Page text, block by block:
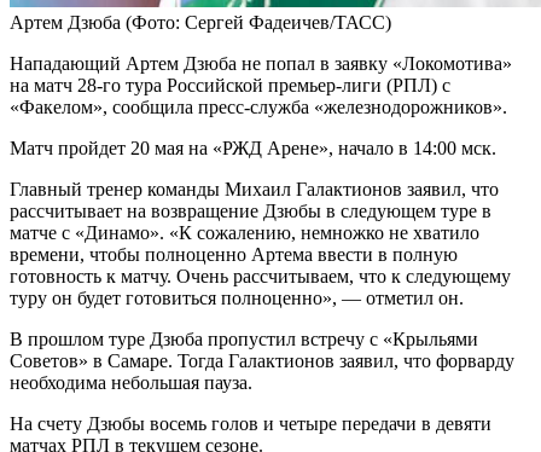
Артем Дзюба (Фото: Сергей Фадеичев/ТАСС)
Нападающий Артем Дзюба не попал в заявку «Локомотива»
на матч 28-го тура Российской премьер-лиги (РПЛ) с
«Факелом», сообщила пресс-служба «железнодорожников».
Матч пройдет 20 мая на «РЖД Арене», начало в 14:00 мск.
Главный тренер команды Михаил Галактионов заявил, что
рассчитывает на возвращение Дзюбы в следующем туре в
матче с «Динамо». «К сожалению, немножко не хватило
времени, чтобы полноценно Артема ввести в полную
готовность к матчу. Очень рассчитываем, что к следующему
туру он будет готовиться полноценно», — отметил он.
В прошлом туре Дзюба пропустил встречу с «Крыльями
Советов» в Самаре. Тогда Галактионов заявил, что форварду
необходима небольшая пауза.
На счету Дзюбы восемь голов и четыре передачи в девяти
матчах РПЛ в текущем сезоне.